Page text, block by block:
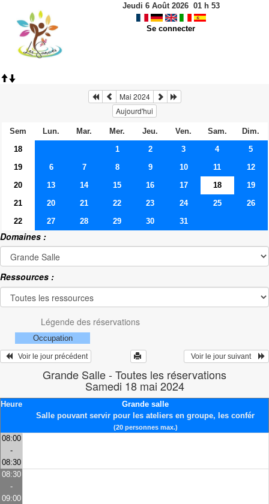
Jeudi 6 Août 2026 01h 53
Se connecter
Mai 2024
Aujourd'hui
Sem Lun. Mar. Mer. Jeu. Ven. Sam.
Dim.
18
1 2 3 4
5
19
6 7 8 9 10 11
12
20
13 14 15 16 17 18
19
21
20 21 22 23 24 25
26
22
27 28 29 30 31
Domaines :
Ressources :
Légende des réservations
Occupation
   Voir le jour précédent
  Voir le jour suivant
Grande Salle - Toutes les réservations
Samedi 18 mai 2024
Heure
Grande salle
Salle pouvant servir pour les ateliers en groupe, les confér
(20 personnes max.)
08:00
-
08:30
08:30
-
09:00